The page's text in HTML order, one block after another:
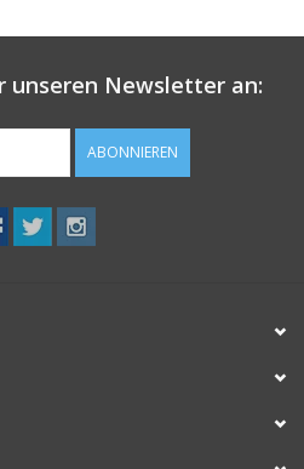
unseren Newsletter an:
ABONNIEREN